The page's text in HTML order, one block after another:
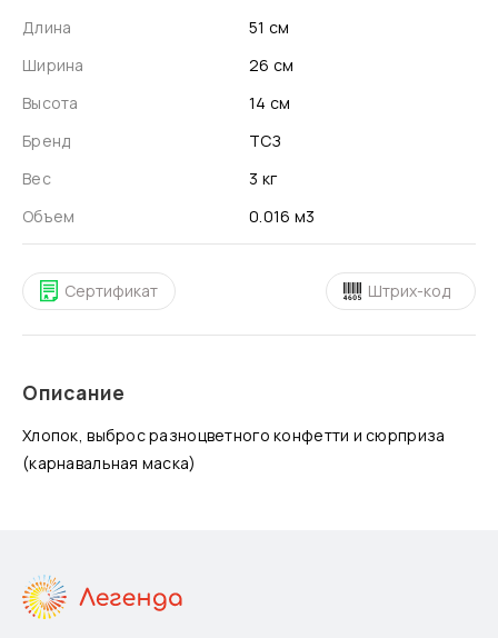
Длина
51 см
Ширина
26 см
Высота
14 см
Бренд
ТСЗ
Вес
3 кг
Объем
0.016 м3
Сертификат Штрих-код
Описание
Хлопок, выброс разноцветного конфетти и сюрприза
(карнавальная маска)